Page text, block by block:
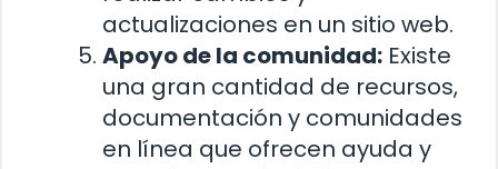
actualizaciones en un sitio web.
Apoyo de la comunidad: Existe
una gran cantidad de recursos,
documentación y comunidades
en línea que ofrecen ayuda y